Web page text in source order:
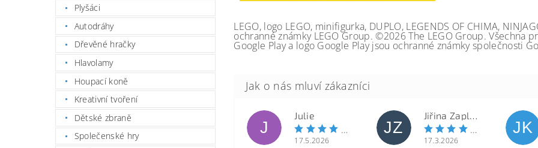
Plyšáci
Autodráhy
Dřevěné hračky
Hlavolamy
Houpací koně
Kreativní tvoření
Dětské zbraně
Společenské hry
LEGO, logo LEGO, minifigurka, DUPLO, LEGENDS OF CHIMA,
ochranné známky LEGO Group. ©2026 The LEGO Group. Všechna
Google Play a logo Google Play jsou ochranné známky společnosti
J
Julie
17.5.2026
JZ
Jiřina Zapletalová
17.3.2026
JK